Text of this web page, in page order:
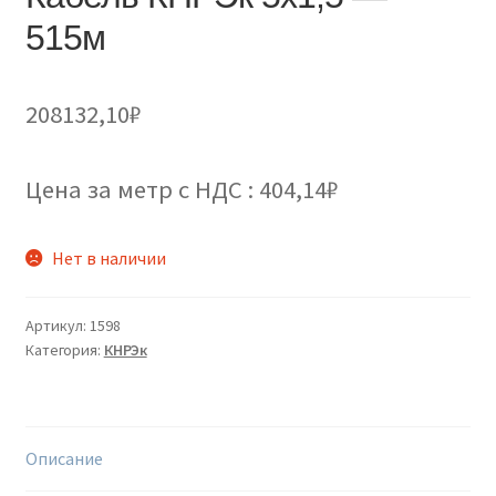
515м
208132,10₽
Цена за метр с НДС : 404,14₽
Нет в наличии
Артикул: 1598
Категория: КНРЭк
Описание